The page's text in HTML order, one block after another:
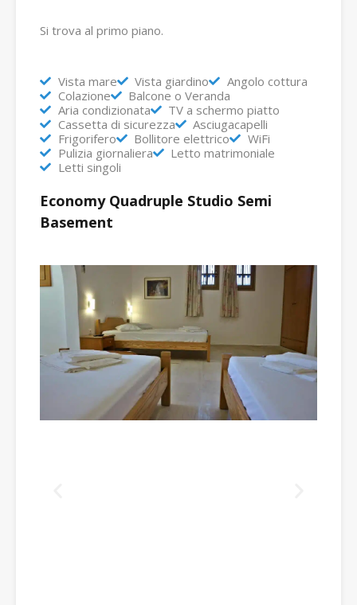
Si trova al primo piano.
Vista mare Vista giardino
Angolo cottura
Colazione
Balcone o Veranda
Aria condizionata
TV a schermo piatto
Cassetta di sicurezza
Asciugacapelli
Frigorifero
Bollitore elettrico
WiFi
Pulizia giornaliera
Letto matrimoniale
Letti singoli
Economy Quadruple Studio Semi
Basement